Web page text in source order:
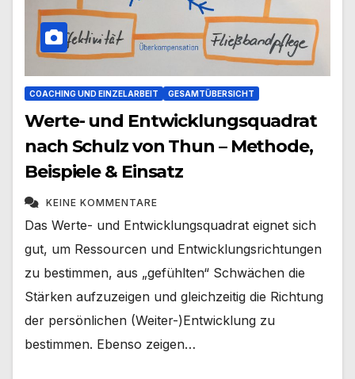
COACHING UND EINZELARBEIT GESAMTÜBERSICHT
Werte- und Entwicklungsquadrat
nach Schulz von Thun – Methode,
Beispiele & Einsatz
KEINE KOMMENTARE
Das Werte- und Entwicklungsquadrat eignet sich
gut, um Ressourcen und Entwicklungsrichtungen
zu bestimmen, aus „gefühlten“ Schwächen die
Stärken aufzuzeigen und gleichzeitig die Richtung
der persönlichen (Weiter-)Entwicklung zu
bestimmen. Ebenso zeigen…